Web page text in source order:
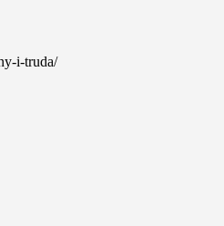
i-truda/